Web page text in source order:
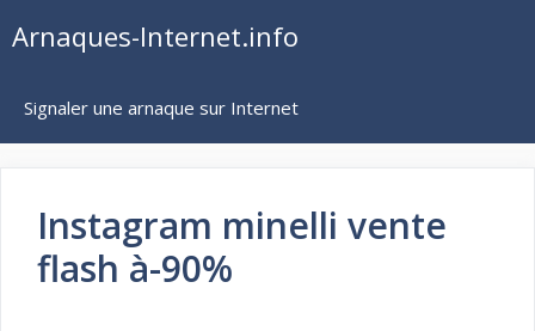
auArnaques-Internet.info
Signaler une arnaque sur Internet
Instagram minelli vente
flash à-90%